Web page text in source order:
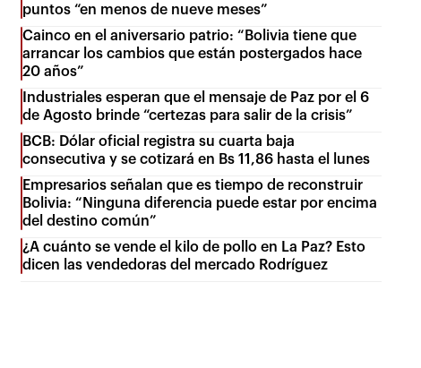
puntos “en menos de nueve meses”
Cainco en el aniversario patrio: “Bolivia tiene que
arrancar los cambios que están postergados hace
20 años”
Industriales esperan que el mensaje de Paz por el 6
de Agosto brinde “certezas para salir de la crisis”
BCB: Dólar oficial registra su cuarta baja
consecutiva y se cotizará en Bs 11,86 hasta el lunes
Empresarios señalan que es tiempo de reconstruir
Bolivia: “Ninguna diferencia puede estar por encima
del destino común”
¿A cuánto se vende el kilo de pollo en La Paz? Esto
dicen las vendedoras del mercado Rodríguez